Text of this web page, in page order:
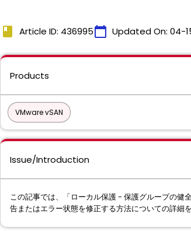
book Article ID: 436995calendar_today Updated On: 04-
Products
VMware vSAN
Issue/Introduction
この記事では、「ローカル保護 - 保護グループの健
告またはエラー状態を修正する方法についての詳細を